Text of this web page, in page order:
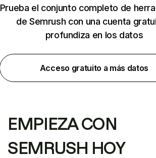
Prueba el conjunto completo de
de Semrush con una cuenta
profundiza en los datos
Acceso gratuito a más datos
EMPIEZA CON
SEMRUSH HOY